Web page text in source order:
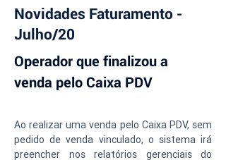
Novidades Faturamento -
Julho/20
Operador que finalizou a
venda pelo Caixa PDV
Ao realizar uma venda pelo Caixa PDV, sem
pedido de venda vinculado, o sistema irá
preencher nos relatórios gerenciais do